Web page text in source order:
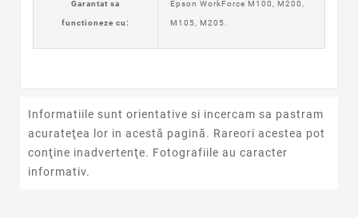
Garantat sa
functioneze cu:
Epson WorkForce M100, M200,
M105, M205.
Informatiile sunt orientative si incercam sa pastram
acurateţea lor in acestă pagină. Rareori acestea pot
conţine inadvertenţe. Fotografiile au caracter
informativ.